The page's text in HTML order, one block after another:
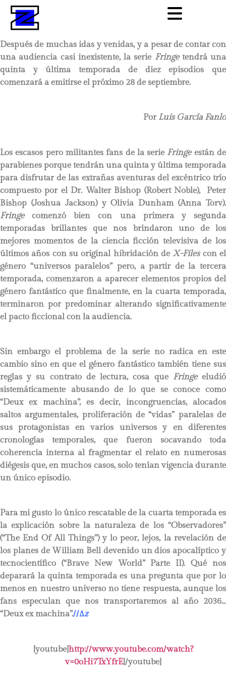
Después de muchas idas y venidas, y a pesar de contar con
una audiencia casi inexistente, la serie Fringetendrá una
quinta y última temporada de diez episodios que
comenzará a emitirse el próximo 28 de septiembre.
Por Luis García Fanlo
Los escasos pero militantes fans de la serie Fringeestán de
parabienes porque tendrán una quinta y última temporada
para disfrutar de las extrañas aventuras del excéntrico trío
compuesto por el Dr. Walter Bishop (Robert Noble), Peter
Bishop (Joshua Jackson) y Olivia Dunham (Anna Torv).
Fringecomenzó bien con una primera y segunda
temporadas brillantes que nos brindaron uno de los
mejores momentos de la ciencia ficción televisiva de los
últimos años con su original hibridación deX-Filescon el
género “universos paralelos” pero, a partir de la tercera
temporada, comenzaron a aparecer elementos propios del
género fantástico que finalmente, en la cuarta temporada,
terminaron por predominar alterando significativamente
el pacto ficcional con la audiencia.
Sin embargo el problema de la serie no radica en este
cambio sino en que el género fantástico también tiene sus
reglas y su contrato de lectura, cosa que Fringeeludió
sistemáticamente abusando de lo que se conoce como
“Deux ex machina”, es decir, incongruencias, alocados
saltos argumentales, proliferación de “vidas” paralelas de
sus protagonistas en varios universos y en diferentes
cronologías temporales, que fueron socavando toda
coherencia interna al fragmentar el relato en numerosas
diégesis que, en muchos casos, solo tenían vigencia durante
un único episodio.
Para mi gusto lo único rescatable de la cuarta temporada es
la explicación sobre la naturaleza de los “Observadores”
(“The End Of All Things”) y lo peor, lejos, la revelación de
los planes de William Bell devenido un dios apocalíptico y
tecnocientífico (“Brave New World” Parte II). Qué nos
deparará la quinta temporada es una pregunta que por lo
menos en nuestro universo no tiene respuesta, aunque los
fans especulan que nos transportaremos al año 2036…
“Deux ex machina”.//∆z
[youtube]http://www.youtube.com/watch?
v=0oHi7TxYfrE[/youtube]